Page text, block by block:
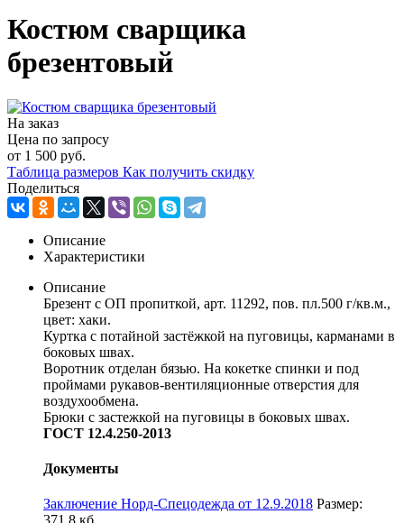
Костюм сварщика
брезентовый
На заказ
Цена по запросу
от 1 500 руб.
Таблица размеров Как получить скидку
Поделиться
Описание
Характеристики
Описание
Брезент с ОП пропиткой, арт. 11292, пов. пл.500 г/кв.м.,
цвет: хаки.
Куртка с потайной застёжкой на пуговицы, карманами в
боковых швах.
Воротник отделан бязью. На кокетке спинки и под
проймами рукавов-вентиляционные отверстия для
воздухообмена.
Брюки с застежкой на пуговицы в боковых швах.
ГОСТ 12.4.250-2013
Документы
Заключение Норд-Спецодежда от 12.9.2018 Размер: